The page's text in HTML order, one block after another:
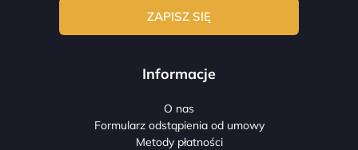
Informacje
O nas
Formularz odstąpienia od umowy
Metody płatności